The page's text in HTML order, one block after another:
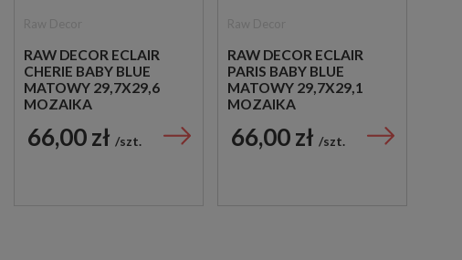
RAW DECOR ECLAIR
CHERIE BABY BLUE
MATOWY 29,7X29,6
MOZAIKA
66,00 zł szt.
RAW DECOR ECLAIR
PARIS BABY BLUE
MATOWY 29,7X29,1
MOZAIKA
66,00 zł szt.